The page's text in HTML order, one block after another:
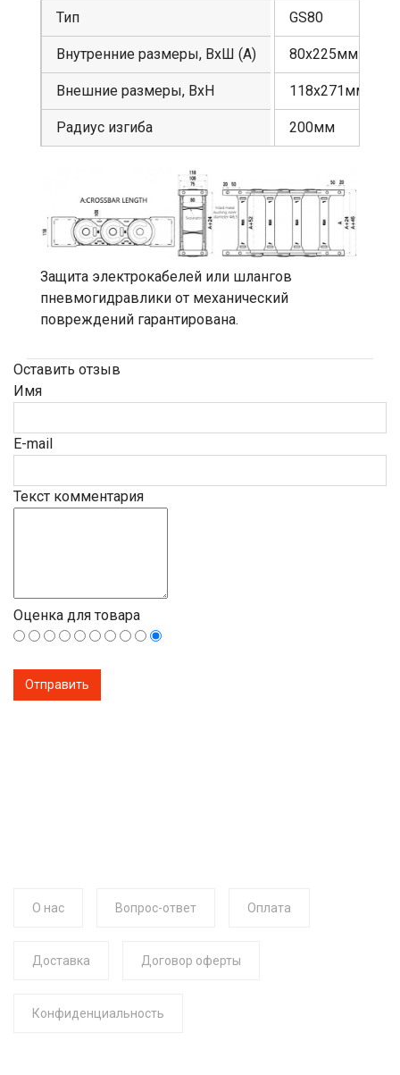
Тип
Внутренние размеры, ВхШ (А)
Внешние размеры, ВхН
Радиус изгиба
GS80
80х225мм
118х271мм
200мм
Защита электрокабелей или шлангов
пневмогидравлики от механический
повреждений гарантирована.
Оставить отзыв
Имя
E-mail
Текст комментария
Оценка для товара
О нас Вопрос-ответ Оплата
Доставка Договор оферты
Конфиденциальность